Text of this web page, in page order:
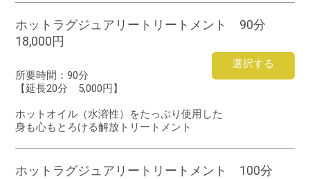
ホットラグジュアリートリートメント 90分
18,000円
選択する
所要時間：90分
【延長20分 5,000円】
ホットオイル（水溶性）をたっぷり使用した
身も心もとろける解放トリートメント
ホットラグジュアリートリートメント 100分